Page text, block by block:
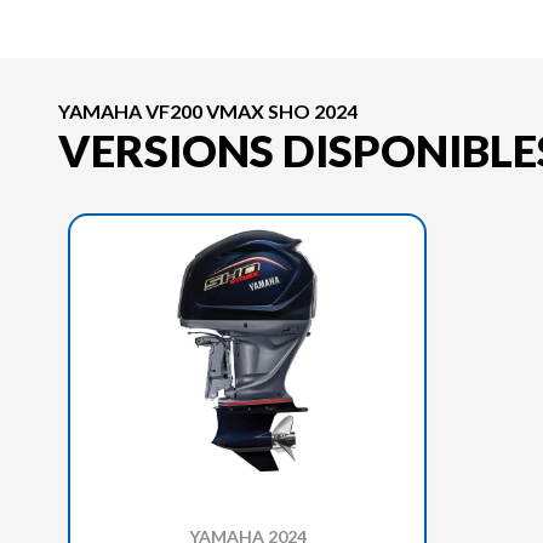
YAMAHA VF200 VMAX SHO 2024
VERSIONS
YAMAHA 2024